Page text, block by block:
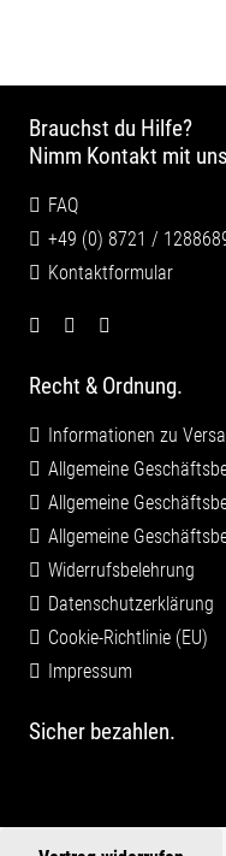
Brauchst du Hilfe?
Nimm Kontakt mit
FAQ
+49 (0) 8721 /
Kontaktformular
Recht & Ordnung.
Informationen zu
Allgemeine
Allgemeine
Allgemeine
Widerrufsbelehrung
Datenschutzerklärung
Cookie-Richtlinie (EU)
Impressum
Sicher bezahlen.